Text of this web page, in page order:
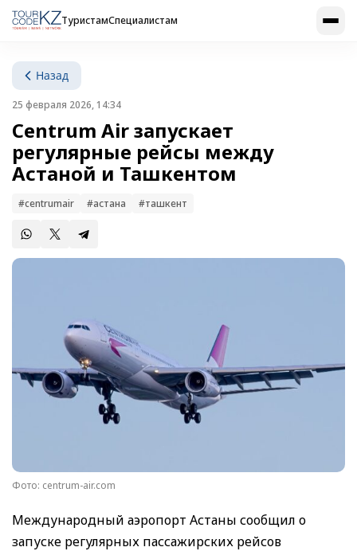
ТуристамСпециалистам
Назад
25 февраля 2026, 14:34
Centrum Air запускает
регулярные рейсы между
Астаной и Ташкентом
#centrumair #астана #ташкент
Фото: centrum-air.com
Международный аэропорт Астаны сообщил о
запуске регулярных пассажирских рейсов